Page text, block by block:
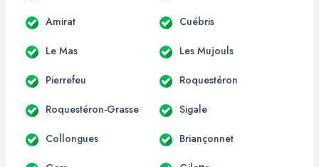
Amirat Cuébris
Le Mas Les Mujouls
Pierrefeu Roquestéron
Roquestéron-Grasse Sigale
Collongues Briançonnet